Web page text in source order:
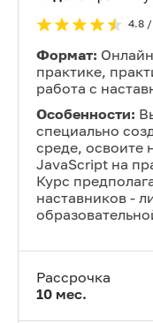
4.8/
Формат:
практике,
работа с
Особенности:
специально
среде, освоите
JavaScript на
Курс
наставников -
Рассрочка
10 мес.